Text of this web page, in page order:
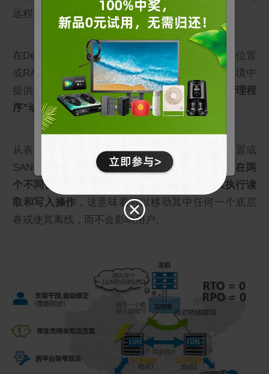
远程灾备或者两地三中心灾备方案。
在Dell EMC SC系列阵列中，数据卷与物理驱动器位置
或RAID级别完全分离，Live Volume则在多阵列环境中
提供了一个额外的虚拟化层，作为“存储虚拟机管理程
序”动态管理多个SC系统中的逻辑主机映射。
从表面上看，Live Volume在主机中与任何其他内置或
SAN连接的驱动器别无二致；但实际上，数据是在两
个不同位置之间进行复制，两个路径上均可以执行读
取和写入操作 ，这意味着可以移动其中任何一个底层
卷或使其离线，而不会影响用户。
戴尔使用不同类型的 Cookie 来优化您的体验并启用
某些网站功能，改善您的整体网页浏览体验。请注
意，如果阻止 Cookie，则可能会影响您的网站体
验，并可能对我们可提供的服务或功能造成影响。
基本
允许用户在我们的网站上移动以及提供访问诸如您的
个人资料和购买、登录凭据以及网站其他区域等功能
的访问权限。
营销
用于了解我们网站上的用户行为，并展示与您的兴趣
更相关的广告。
统计
通过收集和报告信息，帮助我们了解访问者如何与我
们的网站互动。
* 点击确认按钮或关闭Cookie弹窗代表您已同意以上内容。
确认